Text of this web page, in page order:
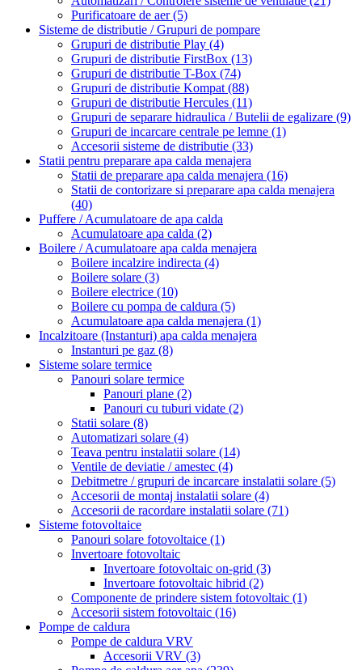
Purificatoare de aer(5)
Sisteme de distributie / Grupuri de pompare
Grupuri de distributie Play (4)
Grupuri de distributie FirstBox (13)
Grupuri de distributie T-Box (74)
Grupuri de distributie Kompat (88)
Grupuri de distributie Hercules (11)
Grupuri de separare hidraulica / Butelii de egalizare (9)
Grupuri de incarcare centrale pe lemne (1)
Accesorii sisteme de distributie (33)
Statii pentru preparare apa calda menajera
Statii de preparare apa calda menajera (16)
Statii de contorizare si preparare apa calda menajera
(40)
Puffere / Acumulatoare de apa calda
Acumulatoare apa calda (2)
Boilere / Acumulatoare apa calda menajera
Boilere incalzire indirecta (4)
Boilere solare (3)
Boilere electrice (10)
Boilere cu pompa de caldura (5)
Acumulatoare apa calda menajera (1)
Incalzitoare (Instanturi) apa calda menajera
Instanturi pe gaz (8)
Sisteme solare termice
Panouri solare termice
Panouri plane (2)
Panouri cu tuburi vidate (2)
Statii solare (8)
Automatizari solare (4)
Teava pentru instalatii solare (14)
Ventile de deviatie / amestec (4)
Debitmetre / grupuri de incarcare instalatii solare (5)
Accesorii de montaj instalatii solare (4)
Accesorii de racordare instalatii solare (71)
Sisteme fotovoltaice
Panouri solare fotovoltaice (1)
Invertoare fotovoltaic
Invertoare fotovoltaic on-grid (3)
Invertoare fotovoltaic hibrid (2)
Componente de prindere sistem fotovoltaic (1)
Accesorii sistem fotovoltaic (16)
Pompe de caldura
Pompe de caldura VRV
Accesorii VRV (3)